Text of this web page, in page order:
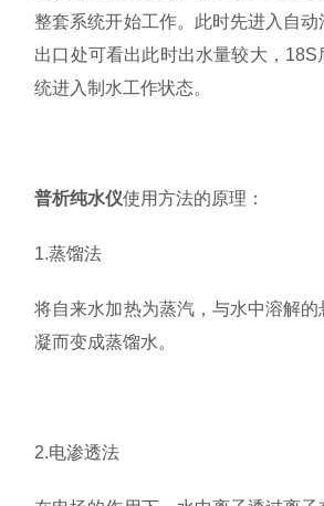
整套系统开始工作。此时先进入自
出口处可看出此时出水量较大，18S
统进入制水工作状态。
普析纯水仪使用方法的原理：
1.蒸馏法
将自来水加热为蒸汽，与水中溶解
凝而变成蒸馏水。
2.电渗透法